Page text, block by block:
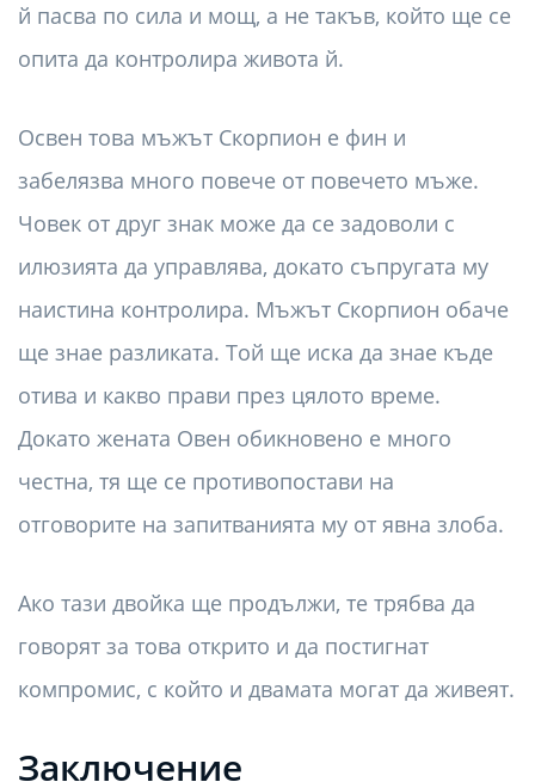
й пасва по сила и мощ, а не такъв, който ще се
опита да контролира живота й.
Освен това мъжът Скорпион е фин и
забелязва много повече от повечето мъже.
Човек от друг знак може да се задоволи с
илюзията да управлява, докато съпругата му
наистина контролира. Мъжът Скорпион обаче
ще знае разликата. Той ще иска да знае къде
отива и какво прави през цялото време.
Докато жената Овен обикновено е много
честна, тя ще се противопостави на
отговорите на запитванията му от явна злоба.
Ако тази двойка ще продължи, те трябва да
говорят за това открито и да постигнат
компромис, с който и двамата могат да живеят.
Заключение